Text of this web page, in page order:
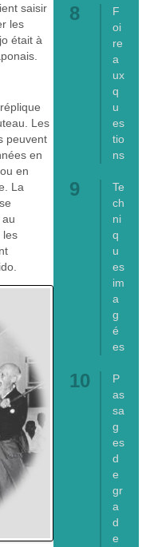
F
oi
re
a
ux
q
u
es
tio
ns
Te
ch
ni
q
u
es
im
a
g
é
es
P
as
sa
g
es
d
e
gr
a
d
e
saisir
les
était à
Les
peuvent
en
en
La
les